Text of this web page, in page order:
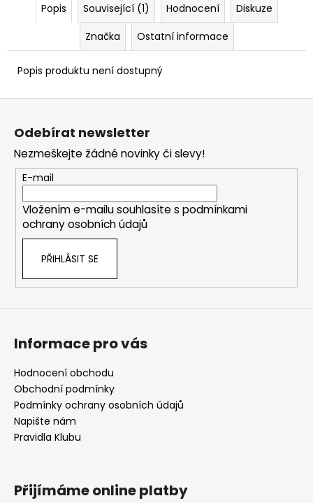
Popis Související (1) Hodnocení
Diskuze
Značka
Ostatní informace
Popis produktu není dostupný
Z
Odebírat newsletter
Nezmeškejte žádné novinky či slevy!
E-mail
Vložením e-mailu souhlasíte s podmínkami
ochrany osobních údajů
PŘIHLÁSIT SE
Informace pro vás
Hodnocení obchodu
Obchodní podmínky
Podmínky ochrany osobních údajů
Napište nám
Pravidla Klubu
Přijímáme online platby